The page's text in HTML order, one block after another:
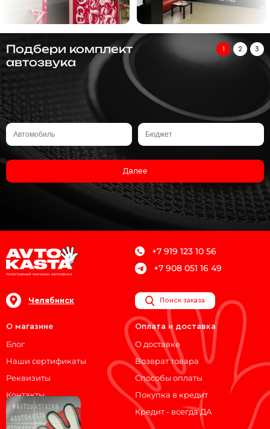
Подбери комплект
автозвука
1 2 3
Далее
+7 919 123 10 56
+7 908 051 16 49
Челябинск Поиск заказа
О магазине
Блог
Наши сертификаты
Реквизиты
Контакты
Оплата и доставка
О доставке
Возврат товара
Способы оплаты
Покупка в кредит
Кредит - всегда ДА
Мы на связи!